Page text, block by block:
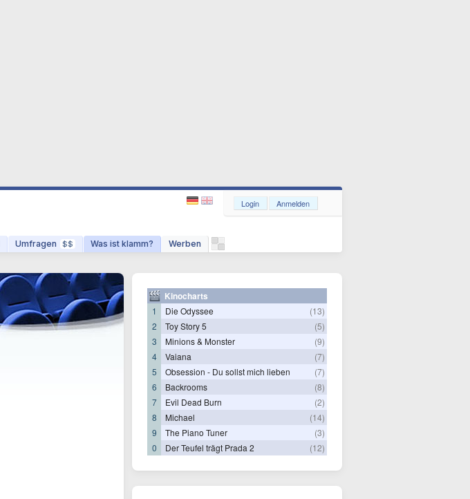
Umfragen $$ Was ist klamm? Werben
Login Anmelden
Kinocharts
1 Die Odyssee
(13)
2
Toy Story 5
(5)
3
Minions & Monster
(9)
4
Vaiana
(7)
5
Obsession - Du sollst mich lieben
(7)
6
Backrooms
(8)
7
Evil Dead Burn
(2)
8
Michael
(14)
9
The Piano Tuner
(3)
0
Der Teufel trägt Prada 2 (12)